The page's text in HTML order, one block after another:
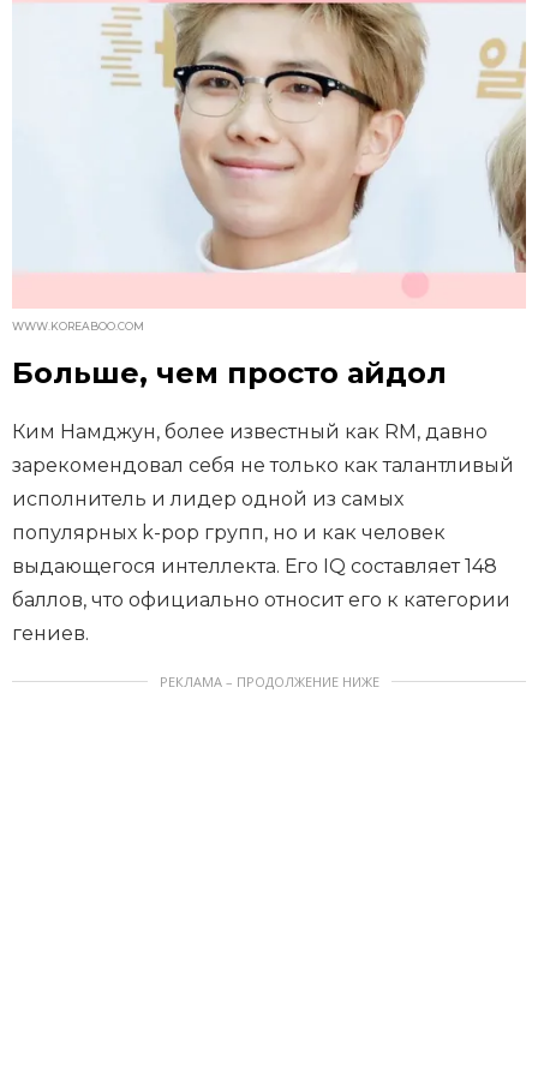
WWW.KOREABOO.COM
Больше, чем просто айдол
Ким Намджун, более известный как RM, давно
зарекомендовал себя не только как талантливый
исполнитель и лидер одной из самых
популярных k-pop групп, но и как человек
выдающегося интеллекта. Его IQ составляет 148
баллов, что официально относит его к категории
гениев.
РЕКЛАМА – ПРОДОЛЖЕНИЕ НИЖЕ